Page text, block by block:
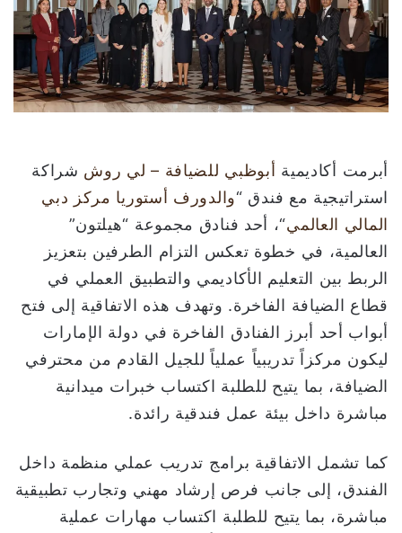
د
إ
ل
ك
ت
ن
ي
ا
أبرمت أكاديمية أبوظبي للضيافة – لي روش شراكة
استراتيجية مع فندق “والدورف أستوريا مركز دبي
المالي العالمي“، أحد فنادق مجموعة “هيلتون”
العالمية، في خطوة تعكس التزام الطرفين بتعزيز
الربط بين التعليم الأكاديمي والتطبيق العملي في
قطاع الضيافة الفاخرة. وتهدف هذه الاتفاقية إلى فتح
أبواب أحد أبرز الفنادق الفاخرة في دولة الإمارات
ليكون مركزاً تدريبياً عملياً للجيل القادم من محترفي
الضيافة، بما يتيح للطلبة اكتساب خبرات ميدانية
مباشرة داخل بيئة عمل فندقية رائدة.
كما تشمل الاتفاقية برامج تدريب عملي منظمة داخل
الفندق، إلى جانب فرص إرشاد مهني وتجارب تطبيقية
مباشرة، بما يتيح للطلبة اكتساب مهارات عملية